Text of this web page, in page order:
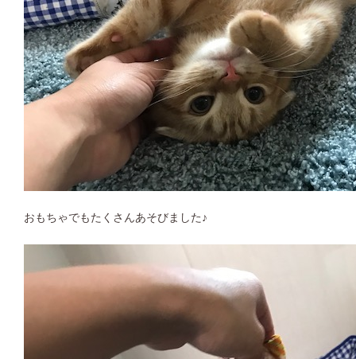
おもちゃでもたくさんあそびました♪